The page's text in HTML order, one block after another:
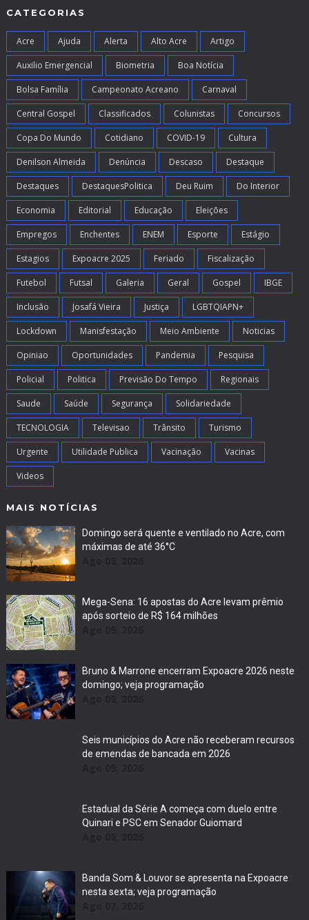
CATEGORIAS
Acre Ajuda Alerta Alto Acre Artigo
Auxilio Emergencial Biometria Boa Notícia
Bolsa Família Campeonato Acreano Carnaval
Central Gospel Classificados Colunistas Concursos
Copa Do Mundo Cotidiano COVID-19 Cultura
Denilson Almeida Denúncia Descaso Destaque
Destaques DestaquesPolitica Deu Ruim Do Interior
Economia Editorial Educação Eleições
Empregos Enchentes ENEM Esporte Estágio
Estagios Expoacre 2025 Feriado Fiscalização
Futebol Futsal Galeria Geral Gospel IBGE
Inclusão Josafá Vieira Justiça LGBTQIAPN+
Lockdown Manisfestação Meio Ambiente Noticias
Opiniao Oportunidades Pandemia Pesquisa
Policial Politica Previsão Do Tempo Regionais
Saude Saúde Segurança Solidariedade
TECNOLOGIA Televisao Trânsito Turismo
Urgente Utilidade Publica Vacinação Vacinas
Videos
MAIS NOTÍCIAS
Domingo será quente e ventilado no Acre, com
máximas de até 36°C
Mega-Sena: 16 apostas do Acre levam prêmio
após sorteio de R$ 164 milhões
Bruno & Marrone encerram Expoacre 2026 neste
domingo; veja programação
Seis municípios do Acre não receberam recursos
de emendas de bancada em 2026
Estadual da Série A começa com duelo entre
Quinari e PSC em Senador Guiomard
Banda Som & Louvor se apresenta na Expoacre
nesta sexta; veja programação